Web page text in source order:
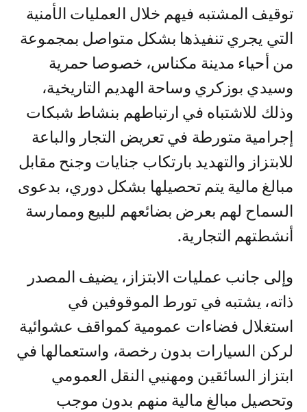
توقيف المشتبه فيهم خلال العمليات الأمنية
التي يجري تنفيذها بشكل متواصل بمجموعة
من أحياء مدينة مكناس، خصوصا حمرية
وسيدي بوزكري وساحة الهديم التاريخية،
وذلك للاشتباه في ارتباطهم بنشاط شبكات
إجرامية متورطة في تعريض التجار والباعة
للابتزاز والتهديد بارتكاب جنايات وجنح مقابل
مبالغ مالية يتم تحصيلها بشكل دوري، بدعوى
السماح لهم بعرض بضائعهم للبيع وممارسة
أنشطتهم التجارية.
وإلى جانب عمليات الابتزاز، يضيف المصدر
ذاته، يشتبه في تورط الموقوفين في
استغلال فضاءات عمومية كمواقف عشوائية
لركن السيارات بدون رخصة، واستعمالها في
ابتزاز السائقين ومهنيي النقل العمومي
وتحصيل مبالغ مالية منهم بدون موجب